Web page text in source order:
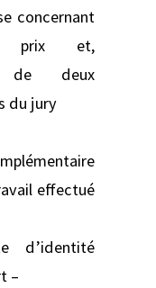
concernant
prix et,
de deux
du jury
effectué
d’identité
–